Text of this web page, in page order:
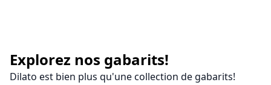
Tarifs
Explorez nos gabarits!
Dilato est bien plus qu'une collection de gabarits!